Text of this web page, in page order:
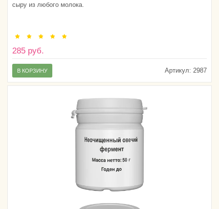
сыру из любого молока.
285 руб.
Артикул: 2987
В КОРЗИНУ